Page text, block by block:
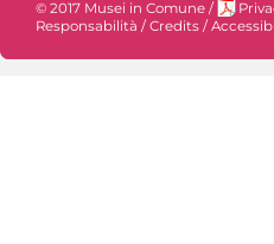
© 2017 Musei in Comune /
Responsabilità / Credits /